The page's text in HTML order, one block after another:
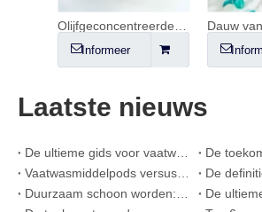
Informeer
Laatste nieuws